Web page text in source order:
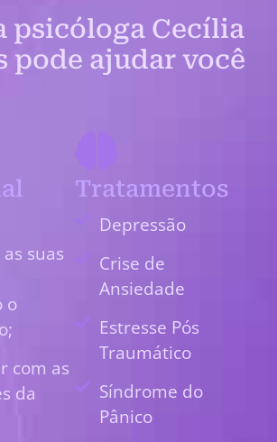
psicóloga Cecília
pode ajudar você
suas
o
com as
da
Tratamentos
Depressão
Crise de
Ansiedade
Estresse Pós
Traumático
Síndrome do
Pânico